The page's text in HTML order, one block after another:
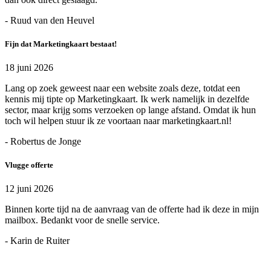
- Ruud van den Heuvel
Fijn dat Marketingkaart bestaat!
18 juni 2026
Lang op zoek geweest naar een website zoals deze, totdat een
kennis mij tipte op Marketingkaart. Ik werk namelijk in dezelfde
sector, maar krijg soms verzoeken op lange afstand. Omdat ik hun
toch wil helpen stuur ik ze voortaan naar marketingkaart.nl!
- Robertus de Jonge
Vlugge offerte
12 juni 2026
Binnen korte tijd na de aanvraag van de offerte had ik deze in mijn
mailbox. Bedankt voor de snelle service.
- Karin de Ruiter